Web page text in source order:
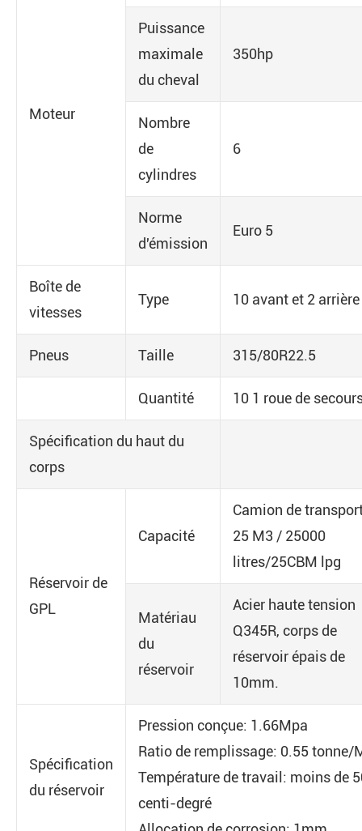
Moteur
Puissance
maximale
du cheval
350hp
Nombre
de
cylindres
6
Norme
d'émission
Euro 5
Boîte de
vitesses
Type 10 avant et 2 arrière
Pneus Taille 315/80R22.5
Quantité 10 1 roue de
Spécification du haut du
corps
Réservoir de
GPL
Capacité
Camion de
25 M3 / 25000
litres/25CBM lpg
Matériau
du
réservoir
Acier haute tension
Q345R, corps de
réservoir épais de
10mm.
Spécification
du réservoir
Pression conçue: 1.66Mpa
Ratio de remplissage: 0.55 tonne/
Température de travail: moins de
centi-degré